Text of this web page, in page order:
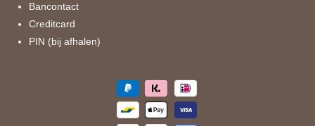
Bancontact
Creditcard
PIN (bij afhalen)